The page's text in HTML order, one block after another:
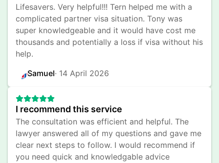
Lifesavers. Very helpful!!! Tern helped me with a
complicated partner visa situation. Tony was
super knowledgeable and it would have cost me
thousands and potentially a loss if visa without his
help.
Samuel· 14 April 2026
I recommend this service
The consultation was efficient and helpful. The
lawyer answered all of my questions and gave me
clear next steps to follow. I would recommend if
you need quick and knowledgable advice